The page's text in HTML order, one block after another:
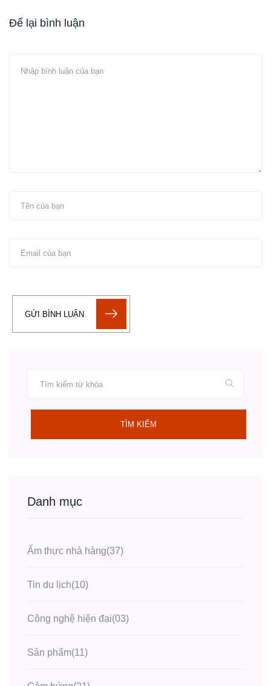
Để lại bình luận
GỬI BÌNH LUẬN
TÌM KIẾM
Danh mục
Ẩm thực nhà hàng(37)
Tin du lịch(10)
Công nghệ hiện đại(03)
Sản phẩm(11)